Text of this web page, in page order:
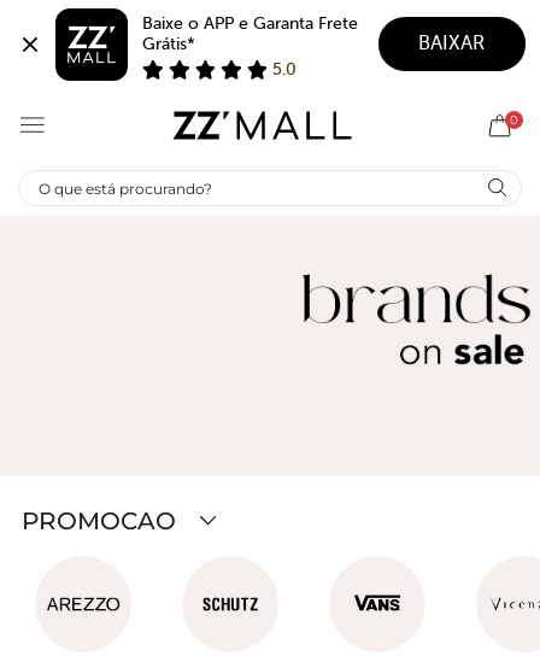
Baixe o APP e Garanta Frete
Grátis*
5.0
BAIXAR
0
PROMOCAO
em todas as compras e baixe o APP para ofertas